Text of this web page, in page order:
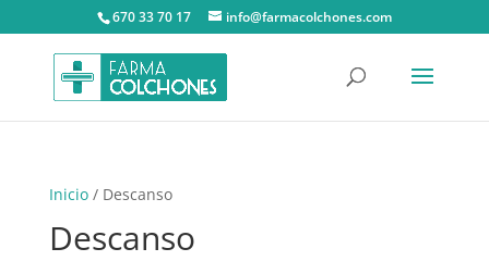
670 33 70 17 info@farmacolchones.com
Inicio/ Descanso
Descanso